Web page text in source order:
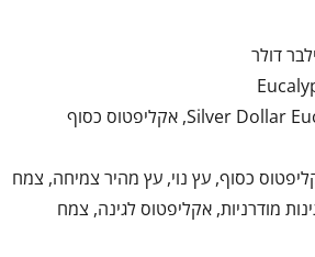
דולר
כסוף, עץ נוי, עץ מהיר צמיחה, צמח
מודרניות, אקליפטוס לגינה, צמח